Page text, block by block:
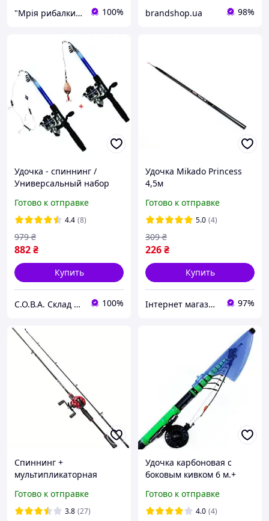
"Мрія рибалки" Магазин рибальських снастей 100% brandshop.ua 98%
Удочка - спиннинг /
Универсальный набор
№2
Готово к отправке
4.4 (8)
882₴
979 ₴
Купить
С.О.В.А. Склад оригинальных вещей в ассортименте 100%
Удочка Mikado Princess
4,5м
Готово к отправке
5.0 (4)
226₴
309 ₴
Купить
Інтернет магазин товарів для риболовлі Fishermen 97%
Спиннинг +
мультипликаторная
(шнур)
Готово к отправке
3.8 (27)
Удочка карбоновая с
боковым кивком 6 м.+
Готово к отправке
4.0 (4)